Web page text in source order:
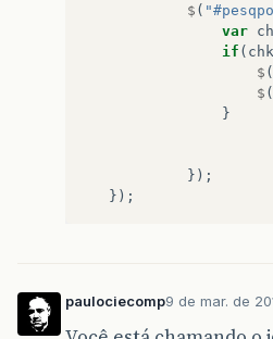
$ (
var
if ( chk
$ (
$ (
}
});
});
paulociecomp9 de mar. de